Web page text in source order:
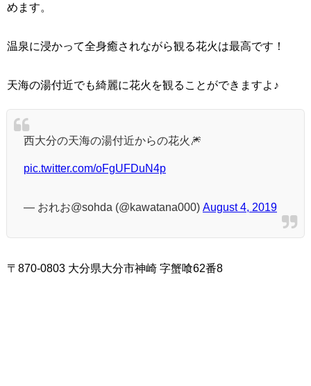
めます。
温泉に浸かって全身癒されながら観る花火は最高です！
天海の湯付近でも綺麗に花火を観ることができますよ♪
西大分の天海の湯付近からの花火🎆
pic.twitter.com/oFgUFDuN4p
— おれお@sohda (@kawatana000) August 4, 2019
〒870-0803 大分県大分市神崎 字蟹喰62番8